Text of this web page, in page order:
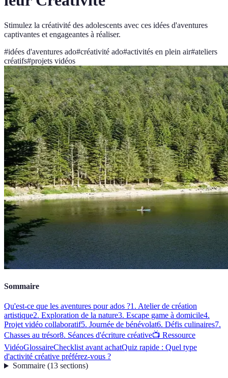
Stimulez la créativité des adolescents avec ces idées d'aventures
captivantes et engageantes à réaliser.
#idées d'aventures ado#créativité ado#activités en plein air#ateliers
créatifs#projets vidéos
Sommaire
Qu'est-ce que les aventures pour ados ?1. Atelier de création
artistique2. Exploration de la nature3. Escape game à domicile4.
Projet vidéo collaboratif5. Journée de bénévolat6. Défis culinaires7.
Chasses au trésor8. Séances d'écriture créative📺 Ressource
VidéoGlossaireChecklist avant achatQuiz rapide : Quel type
d'activité créative préférez-vous ?
Sommaire(13 sections)